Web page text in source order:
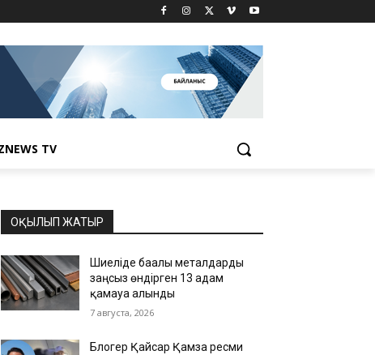
TV
ОҚЫЛЫП ЖАТЫР
Шиеліде бағалы металдарды
заңсыз өндірген 13 адам
қамауға алынды
7 августа, 2026
Блогер Қайсар Қамза ресми